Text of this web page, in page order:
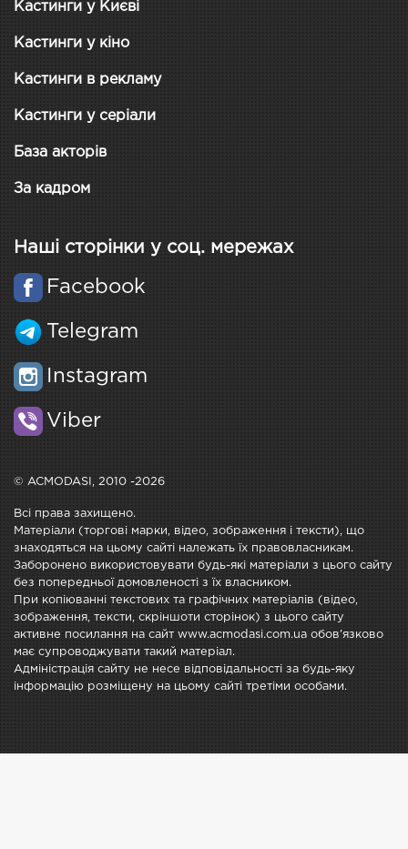
Кастинги у Києві
Кастинги у кіно
Кастинги в рекламу
Кастинги у серіали
База акторів
За кадром
Наші сторінки у соц. мережах
Facebook
Telegram
Instagram
Viber
© ACMODASI, 2010 -2026
Всі права захищено.
Матеріали (торгові марки, відео, зображення і тексти), що
знаходяться на цьому сайті належать їх правовласникам.
Заборонено використовувати будь-які матеріали з цього сайту
без попередньої домовленості з їх власником.
При копіюванні текстових та графічних матеріалів (відео,
зображення, тексти, скріншоти сторінок) з цього сайту
активне посилання на сайт www.acmodasi.com.ua обов'язково
має супроводжувати такий матеріал.
Адміністрація сайту не несе відповідальності за будь-яку
інформацію розміщену на цьому сайті третіми особами.